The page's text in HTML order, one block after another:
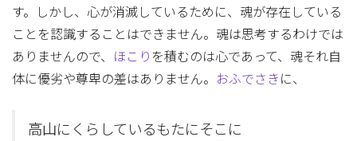
す。しかし、心が消滅しているために、魂が存在している
ことを認識することはできません。魂は思考するわけでは
ありませんので、
ほこり を積むのは心であって、魂それ自
体に優劣や尊卑の差はありません。
おふでさき に、
高山にくらしているもたにそこに